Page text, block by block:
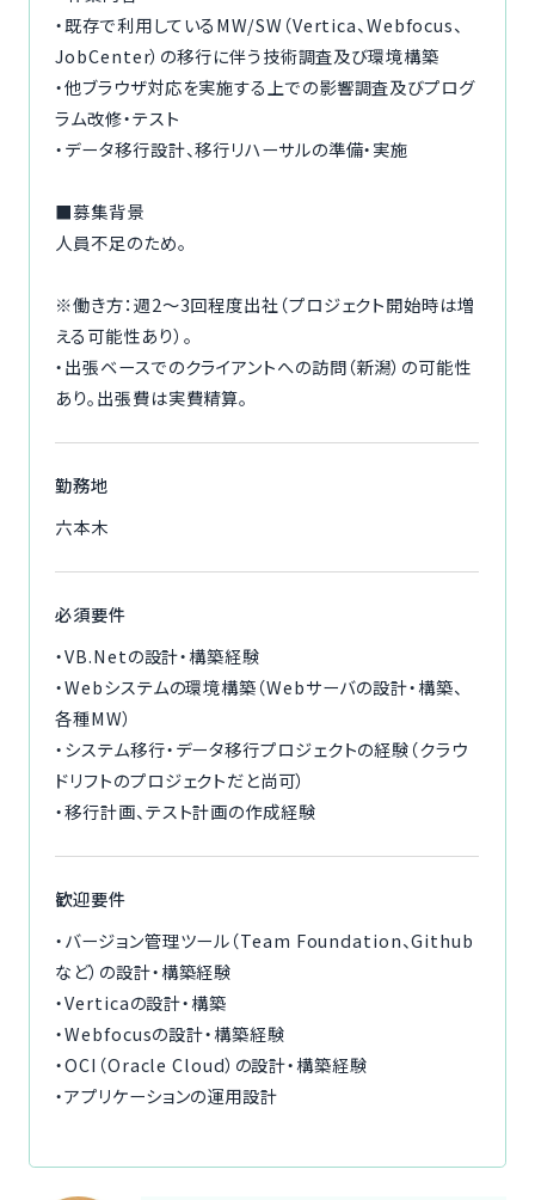
今すぐ無料で登録 ログイン
・既存で利用しているMW/SW（Vertica、Webfocus、
JobCenter）の移行に伴う技術調査及び環境構築
・他ブラウザ対応を実施する上での影響調査及びプログ
ラム改修・テスト
・データ移行設計、移行リハーサルの準備・実施
■募集背景
人員不足のため。
※働き方：週2～3回程度出社（プロジェクト開始時は増
える可能性あり）。
・出張ベースでのクライアントへの訪問（新潟）の可能性
あり。出張費は実費精算。
勤務地
六本木
必須要件
・VB.Netの設計・構築経験
・Webシステムの環境構築（Webサーバの設計・構築、
各種MW）
・システム移行・データ移行プロジェクトの経験（クラウ
ドリフトのプロジェクトだと尚可）
・移行計画、テスト計画の作成経験
歓迎要件
・バージョン管理ツール（Team Foundation、Github
など）の設計・構築経験
・Verticaの設計・構築
・Webfocusの設計・構築経験
・OCI（Oracle Cloud）の設計・構築経験
・アプリケーションの運用設計